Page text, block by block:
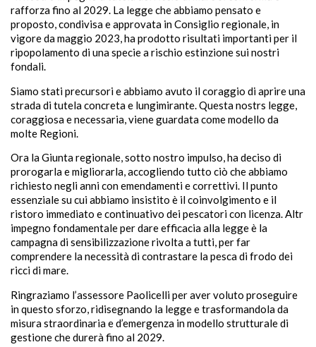
rafforza fino al 2029. La legge che abbiamo pensato e
proposto, condivisa e approvata in Consiglio regionale, in
vigore da maggio 2023, ha prodotto risultati importanti per il
ripopolamento di una specie a rischio estinzione sui nostri
fondali.
Siamo stati precursori e abbiamo avuto il coraggio di aprire una
strada di tutela concreta e lungimirante. Questa nostrs legge,
coraggiosa e necessaria, viene guardata come modello da
molte Regioni.
Ora la Giunta regionale, sotto nostro impulso, ha deciso di
prorogarla e migliorarla, accogliendo tutto ciò che abbiamo
richiesto negli anni con emendamenti e correttivi. Il punto
essenziale su cui abbiamo insistito è il coinvolgimento e il
ristoro immediato e continuativo dei pescatori con licenza. Altr
impegno fondamentale per dare efficacia alla legge è la
campagna di sensibilizzazione rivolta a tutti, per far
comprendere la necessità di contrastare la pesca di frodo dei
ricci di mare.
Ringraziamo l’assessore Paolicelli per aver voluto proseguire
in questo sforzo, ridisegnando la legge e trasformandola da
misura straordinaria e d’emergenza in modello strutturale di
gestione che durerà fino al 2029.